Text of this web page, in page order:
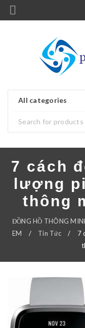
All categories
7 cách
lượng
thông
ĐỒNG HỒ THÔNG
EM
/ Tin Tức /
7